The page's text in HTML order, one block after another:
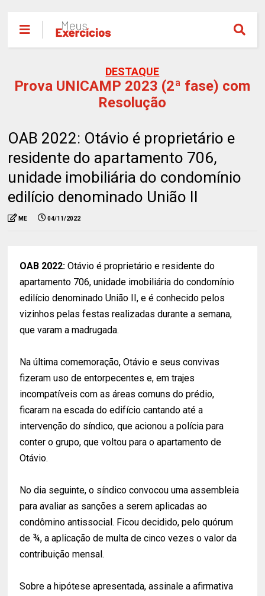
DESTAQUE
Prova UNICAMP 2023 (2ª fase) com
Resolução
OAB 2022: Otávio é proprietário e
residente do apartamento 706,
unidade imobiliária do condomínio
edilício denominado União II
ME 04/11/2022
OAB 2022:Otávio é proprietário e residente do
apartamento 706, unidade imobiliária do condomínio
edilício denominado União II, e é conhecido pelos
vizinhos pelas festas realizadas durante a semana,
que varam a madrugada.
Na última comemoração, Otávio e seus convivas
fizeram uso de entorpecentes e, em trajes
incompatíveis com as áreas comuns do prédio,
ficaram na escada do edifício cantando até a
intervenção do síndico, que acionou a polícia para
conter o grupo, que voltou para o apartamento de
Otávio.
No dia seguinte, o síndico convocou uma assembleia
para avaliar as sanções a serem aplicadas ao
condômino antissocial. Ficou decidido, pelo quórum
de ¾, a aplicação de multa de cinco vezes o valor da
contribuição mensal.
Sobre a hipótese apresentada, assinale a afirmativa